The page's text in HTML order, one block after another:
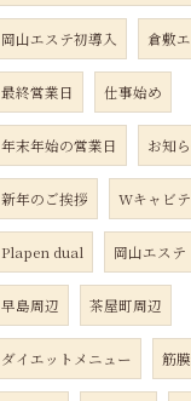
岡山エステ初導入 倉敷
最終営業日 仕事始め
年末年始の営業日 お知
新年のご挨拶 Wキャビ
Plapen dual 岡山エステ
早島周辺 茶屋町周辺
ダイエットメニュー 筋